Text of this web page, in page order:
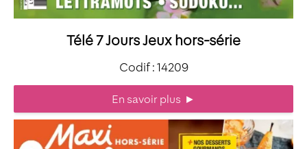
Télé 7 Jours Jeux hors-série
Codif : 14209
En savoir plus ►